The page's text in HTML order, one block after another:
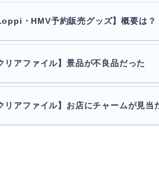
・HMV予約販売グッズ】概要は？
アファイル】景品が不良品だった
アファイル】お店にチャームが見当